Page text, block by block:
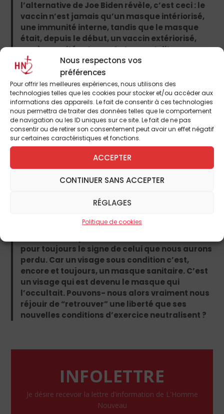
Nous respectons vos
préférences
Pour offrir les meilleures expériences, nous utilisons des
technologies telles que les cookies pour stocker et/ou accéder aux
informations des appareils. Le fait de consentir à ces technologies
nous permettra de traiter des données telles que le comportement
de navigation ou les ID uniques sur ce site. Le fait de ne pas
consentir ou de retirer son consentement peut avoir un effet négatif
sur certaines caractéristiques et fonctions.
ACCEPTER
CONTINUER SANS ACCEPTER
RÉGLAGES
Politique de cookies
l’alternative de Joe Biden révèle, c’est ceci : le
vaccin n’est jamais qu’un masque intériorisé,
une immunité interne, tandis que le masque
était, depuis le début, un vaccin extériorisé,
une immunité externe. Autrement dit, nous ne
sommes plus liés que par une méfiance qui
nous éloigne toujours plus les uns des autres.
(…)
“Vaxxed or masked” : le slogan que Joe Biden a
cru bon de porter lui-même dit en trois mots la
vérité d’une transformation sociale et politique
sans précédent. Avoir un visage sera
désormais le privilège de ceux qui auront
prouvé leur obéissance. Être un visage
supposera de passer un permis. La visibilité
récompensera les partisans de ce nouveau
l’esclave se dit en grec a-prosopon,
visage que le pouvoir consent finalement à
pour toujours le signe de celui que nous aurons
perdu. Car un visage sous condition c’est,
encore et toujours, un masque sanitaire. C’est
un visage qui est devenu le masque qui
l’occultait. Pouvons- nous alors vraiment nous
réjouir de “retrouver” une liberté que ses
nouvelles conditions d’exercice neutralisent ?
INFOLETTRE
Je désire recevoir la lettre d'information de L'Homme
Nouveau